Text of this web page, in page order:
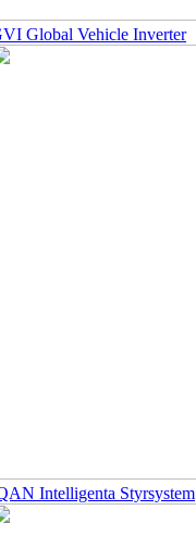
Global Vehicle Inverter
Intelligenta Styrsystem